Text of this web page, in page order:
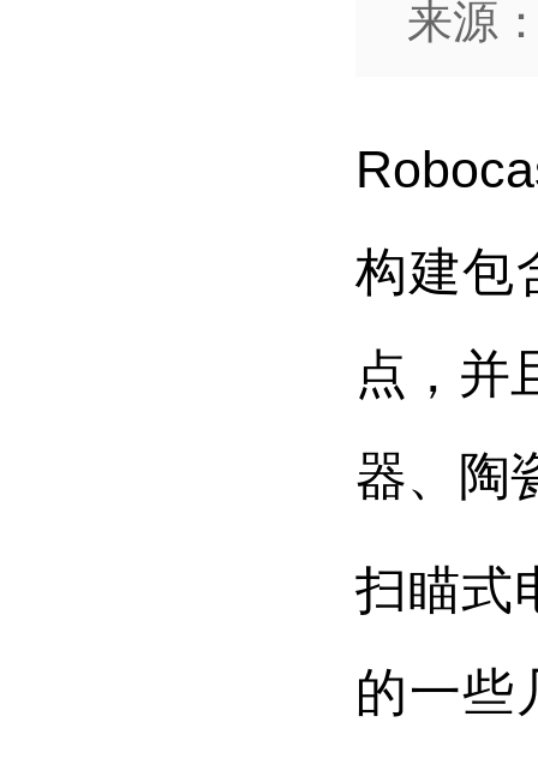
来源
构建包
点，并
器、陶
扫瞄式
的一些